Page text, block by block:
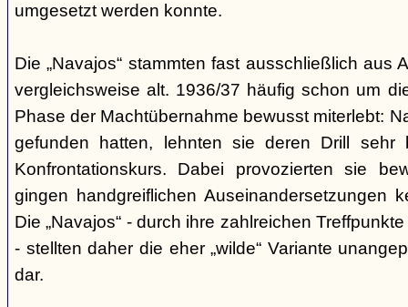
umgesetzt werden konnte.
Die „Navajos“ stammten fast ausschließlich aus
vergleichsweise alt. 1936/37 häufig schon um
Phase der Machtübernahme bewusst miterlebt:
gefunden hatten, lehnten sie deren Drill
Konfrontationskurs. Dabei provozierten sie
gingen handgreiflichen Auseinandersetzungen
Die „Navajos“ - durch ihre zahlreichen
- stellten daher die eher „wilde“ Variante
dar.